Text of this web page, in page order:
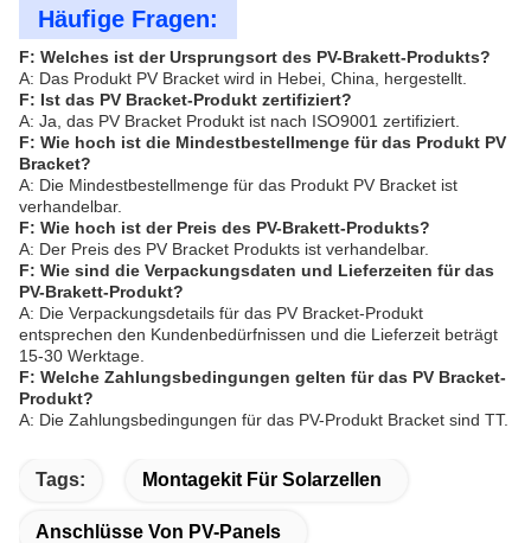
Häufige Fragen:
F: Welches ist der Ursprungsort des PV-Brakett-Produkts?
A: Das Produkt PV Bracket wird in Hebei, China, hergestellt.
F: Ist das PV Bracket-Produkt zertifiziert?
A: Ja, das PV Bracket Produkt ist nach ISO9001 zertifiziert.
F: Wie hoch ist die Mindestbestellmenge für das Produkt PV
Bracket?
A: Die Mindestbestellmenge für das Produkt PV Bracket ist
verhandelbar.
F: Wie hoch ist der Preis des PV-Brakett-Produkts?
A: Der Preis des PV Bracket Produkts ist verhandelbar.
F: Wie sind die Verpackungsdaten und Lieferzeiten für das
PV-Brakett-Produkt?
A: Die Verpackungsdetails für das PV Bracket-Produkt
entsprechen den Kundenbedürfnissen und die Lieferzeit beträgt
15-30 Werktage.
F: Welche Zahlungsbedingungen gelten für das PV Bracket-
Produkt?
A: Die Zahlungsbedingungen für das PV-Produkt Bracket sind TT.
Tags: Montagekit Für Solarzellen
Anschlüsse Von PV-Panels